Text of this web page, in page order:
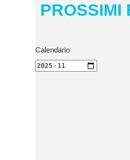
PROSSIMI
Calendario